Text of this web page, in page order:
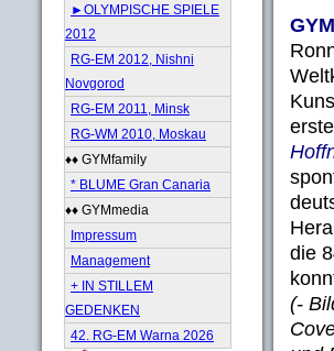
►OLYMPISCHE SPIELE
2012
RG-EM 2012, Nishni
Novgorod
RG-EM 2011, Minsk
RG-WM 2010, Moskau
♦♦ GYMfamily
* BLUME Gran Canaria
♦♦ GYMmedia
Impressum
Management
+ IN STILLEM
GEDENKEN
42. RG-EM Warna 2026
die
(-